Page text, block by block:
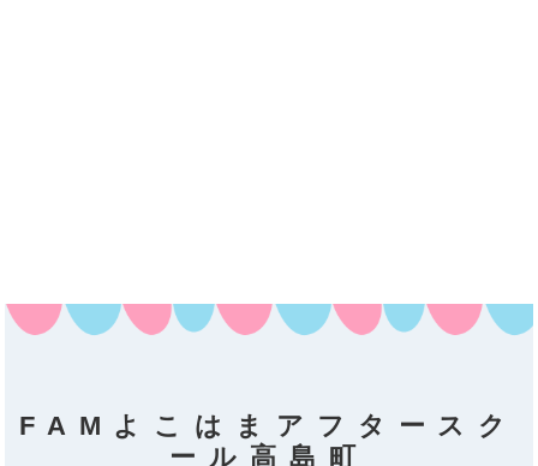
FAMよこはまアフタースク
ール高島町